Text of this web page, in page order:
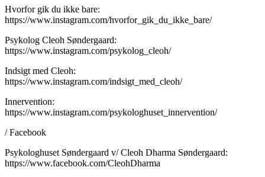
Hvorfor gik du ikke bare:
https://www.instagram.com/hvorfor_gik_du_ikke_bare/
Psykolog Cleoh Søndergaard:
https://www.instagram.com/psykolog_cleoh/
Indsigt med Cleoh:
https://www.instagram.com/indsigt_med_cleoh/
Innervention:
https://www.instagram.com/psykologhuset_innervention/
/ Facebook
Psykologhuset Søndergaard v/ Cleoh Dharma Søndergaard:
https://www.facebook.com/CleohDharma